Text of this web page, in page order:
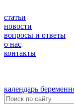
статьи
новости
вопросы и ответы
о нас
контакты
календарь